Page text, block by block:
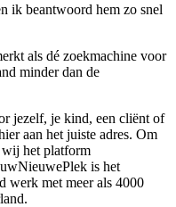
ik beantwoord hem zo snel
als dé zoekmachine voor
minder dan de
jezelf, je kind, een cliënt of
aan het juiste adres. Om
wij het platform
is het
werk met meer als 4000